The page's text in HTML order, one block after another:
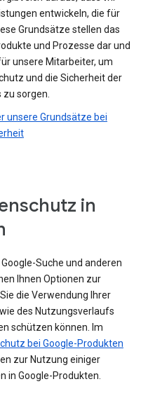
entwickeln, die für
Grundsätze stellen das
und Prozesse dar und
unsere Mitarbeiter, um
und die Sicherheit der
sorgen.
unsere Grundsätze bei
in
Google-Suche und anderen
Ihnen Optionen zur
die Verwendung Ihrer
des Nutzungsverlaufs
schützen können. Im
bei Google-Produkten
zur Nutzung einiger
in Google-Produkten.